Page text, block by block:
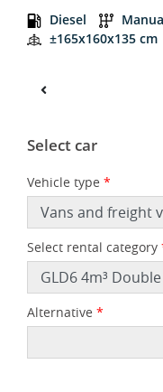
Select car
Vehicle type *
Select rental category
Alternative *
Diesel
±165x160x135 cm